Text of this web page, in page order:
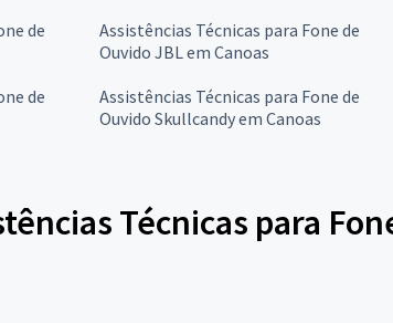
de
Assistências Técnicas para Fone de
Ouvido JBL em Canoas
de
Assistências Técnicas para Fone de
Ouvido Skullcandy em Canoas
Técnicas para